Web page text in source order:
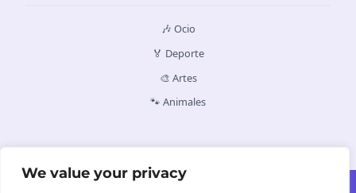
We value your privacy
🎶 Ocio
🏅 Deporte
🎨 Artes
🐾 Animales